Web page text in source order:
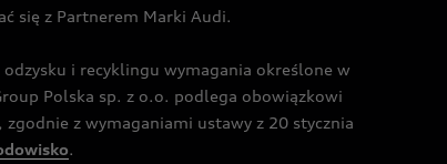
się z Partnerem Marki Audi.
i recyklingu wymagania określone w
Polska sp. z o.o. podlega obowiązkowi
z wymaganiami ustawy z 20 stycznia
.